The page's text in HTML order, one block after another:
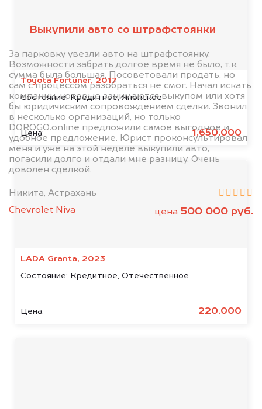
Toyota Fortuner, 2017
Состояние: Кредитное, Японское
Цена: 1.650.000
LADA Granta, 2023
Состояние: Кредитное, Отечественное
Цена: 220.000
Выкупили авто со штрафстоянки
За парковку увезли авто на штрафстоянку.
Возможности забрать долгое время не было, т.к.
сумма была большая. Посоветовали продать, но
сам с процессом разобраться не смог. Начал искать
компании, которые занимаются выкупом или хотя
бы юридичиским сопровождением сделки. Звонил
в несколько организаций, но только
DOROGO.online предложили самое выгодное и
удобное предложение. Юрист проконсультировал
меня и уже на этой неделе выкупили авто,
погасили долго и отдали мне разницу. Очень
доволен сделкой.
Никита, Астрахань
Chevrolet Niva
цена 500 000 руб.